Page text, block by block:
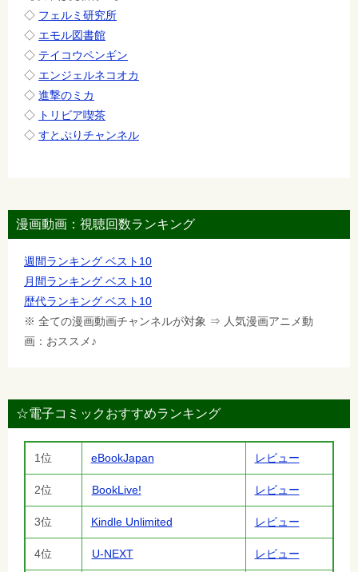
◇ フェルミ研究所
◇ エモル図書館
◇ テイコウペンギン
◇ エンジェルネコオカ
◇ 進撃のミカ
◇ トリビア喫茶
◇ すとぷりチャンネル
漫画動画：視聴回数ランキング
週間ランキング ベスト10
月間ランキング ベスト10
歴代ランキング ベスト10
※ 全ての漫画動画チャンネルが対象 ⇒ 人気漫画アニメ動
画：おススメ♪
☆電子コミックおすすめランキング
1位 eBookJapan レビュー
2位 BookLive! レビュー
3位 Kindle Unlimited レビュー
4位 U-NEXT レビュー